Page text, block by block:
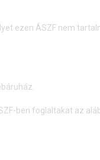
ezen ÁSZF nem
ben foglaltakat az